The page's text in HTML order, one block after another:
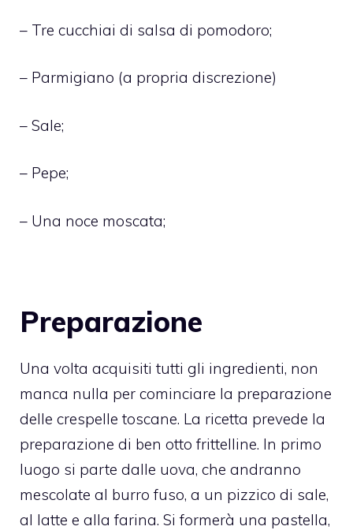
– Tre cucchiai di salsa di pomodoro;
– Parmigiano (a propria discrezione)
– Sale;
– Pepe;
– Una noce moscata;
Preparazione
Una volta acquisiti tutti gli ingredienti, non
manca nulla per cominciare la preparazione
delle crespelle toscane. La ricetta prevede la
preparazione di ben otto frittelline. In primo
luogo si parte dalle uova, che andranno
mescolate al burro fuso, a un pizzico di sale,
al latte e alla farina. Si formerà una pastella,